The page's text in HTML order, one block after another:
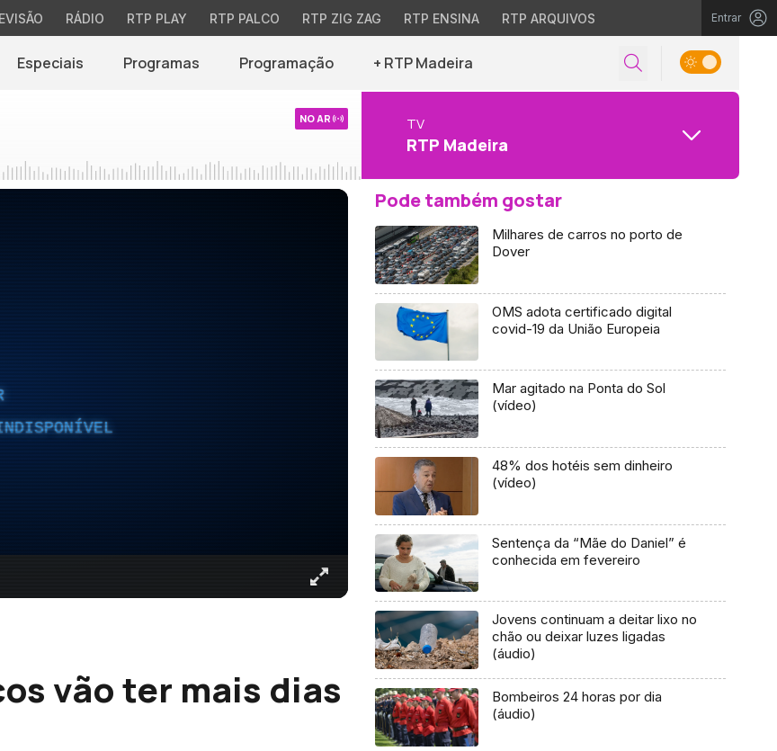
RÁDIO RTP PLAY RTP PALCO RTP ZIG ZAG RTP ENSINA RTP ARQUIVOS Entrar
Especiais Programas Programação + RTP Madeira
NO AR TV
RTP Madeira
vão ter mais dias
Pode também gostar
Milhares de carros no porto de
Dover
OMS adota certificado digital
covid-19 da União Europeia
Mar agitado na Ponta do Sol
(vídeo)
48% dos hotéis sem dinheiro
(vídeo)
Sentença da “Mãe do Daniel” é
conhecida em fevereiro
Jovens continuam a deitar lixo no
chão ou deixar luzes ligadas
(áudio)
Bombeiros 24 horas por dia
(áudio)